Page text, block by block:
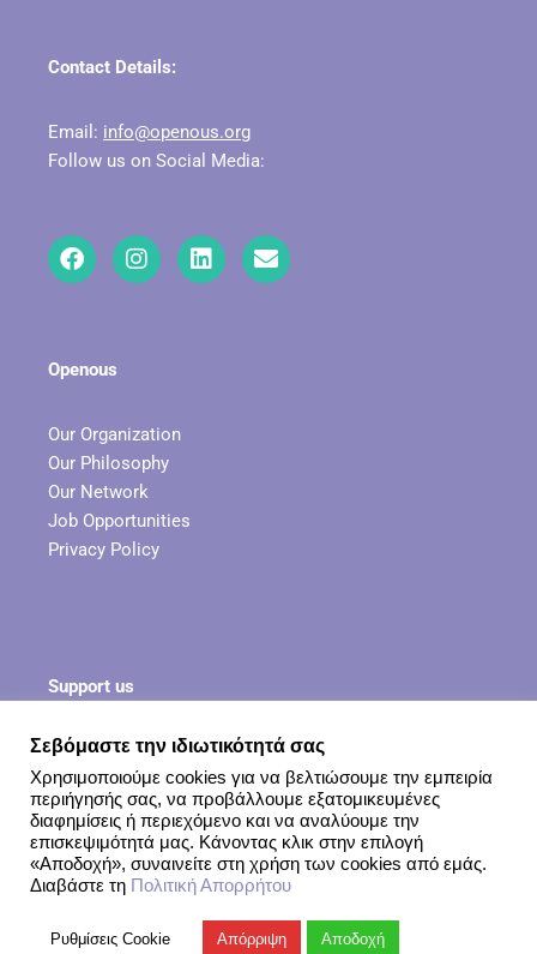
Contact Details:
Email: info@openous.org
Follow us on Social Media:
Openous
Our Organization
Our Philosophy
Our Network
Job Opportunities
Privacy Policy
Support us
Share your story
Be our voice
Buy responsibly
Openous.org | Since 2019
Σεβόμαστε την ιδιωτικότητά σας
Χρησιμοποιούμε cookies για να βελτιώσουμε την εμπειρία
περιήγησής σας, να προβάλλουμε εξατομικευμένες
διαφημίσεις ή περιεχόμενο και να αναλύουμε την
επισκεψιμότητά μας. Κάνοντας κλικ στην επιλογή
«Αποδοχή», συναινείτε στη χρήση των cookies από εμάς.
Διαβάστε τη Πολιτική Απορρήτου
Ρυθμίσεις Cookie Απόρριψη Αποδοχή